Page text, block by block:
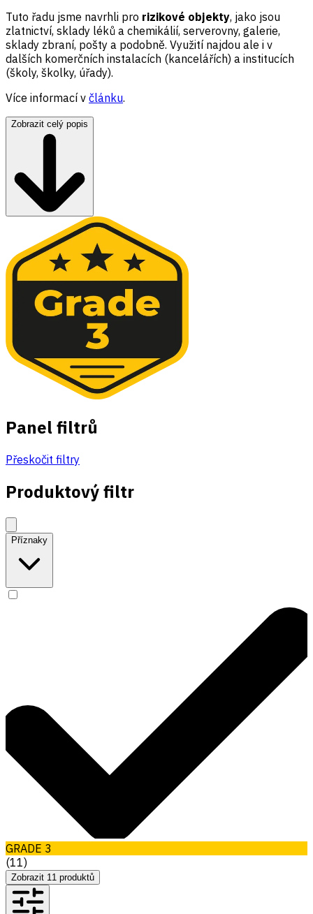
Tuto řadu jsme navrhli pro rizikové objekty, jako jsou
zlatnictví, sklady léků a chemikálií, serverovny, galerie,
sklady zbraní, pošty a podobně. Využití najdou ale i v
dalších komerčních instalacích (kancelářích) a institucích
(školy, školky, úřady).
Více informací v článku.
Zobrazit celý popis
Panel filtrů
Přeskočit filtry
Produktový filtr
Příznaky
GRADE 3
(11)
Zobrazit 11 produktů